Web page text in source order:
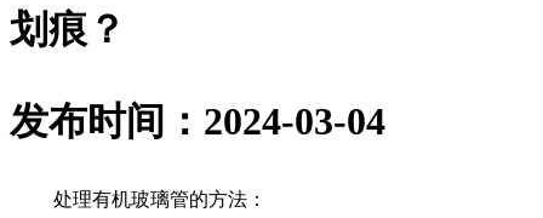
划痕？
发布时间：2024-03-04
处理有机玻璃管的方法：